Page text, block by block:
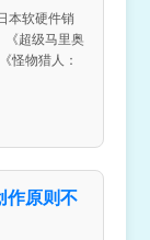
本软硬件销
《超级马里奥
怪物猎人：
作原则不